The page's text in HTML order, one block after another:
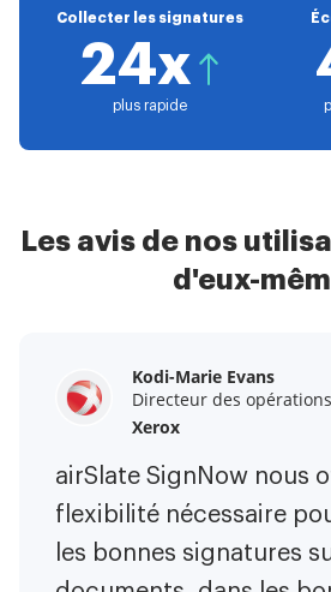
Collecter les signatures
24x
plus rapide
Les avis de nos
d'eux-
Kodi-Marie Evans
Directeur des
Xerox
airSlate SignNow nous
flexibilité nécessaire
les bonnes signatures
Samantha Jo
Partenaire Entreprise
airSlate SignNow m'a
C'est énorme de pouvoir
contrats en
désormais moins
Megan Bond
Gestion du marketing
Electrolux
Ce logiciel a ajouté de la
notre entreprise. J'ai
tâches répétitives. Je